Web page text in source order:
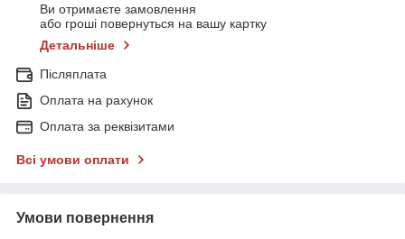
Ви отримаєте замовлення
або гроші повернуться на вашу картку
Детальніше
Післяплата
Оплата на рахунок
Оплата за реквізитами
Всі умови оплати
Умови повернення